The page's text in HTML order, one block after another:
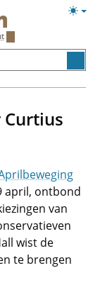
april, ontbond
van
wist de
te brengen